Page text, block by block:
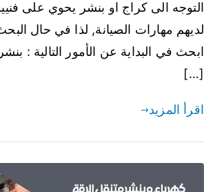
التوجه الى كراج او بنشر يحوي على
لديهم مهارات الصيانة, لذا في حال
ابحث في البداية عن الأمور التالية :
[…]
اقرأ المزيد